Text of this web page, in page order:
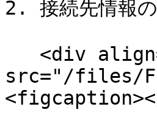
2. 接続先情報の
src="/files/